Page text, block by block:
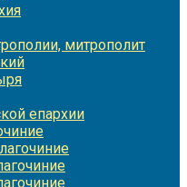
митрополит
епархии